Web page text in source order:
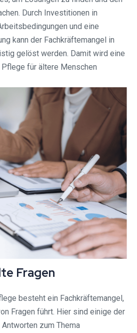
Durch Investitionen in
und eine
kann der Fachkräftemangel in
gelöst werden. Damit wird eine
für ältere Menschen
Fragen
besteht ein Fachkräftemangel,
Fragen führt. Hier sind einige der
zum Thema